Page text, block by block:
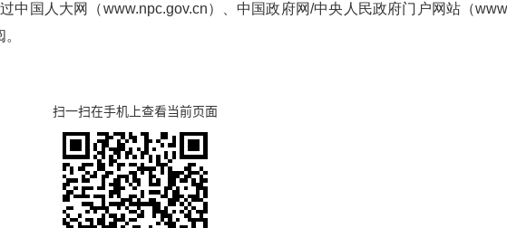
中国人大网（www.npc.gov.cn）、中国政府网/中央人民政府门户网站（
扫一扫在手机上查看当前页面